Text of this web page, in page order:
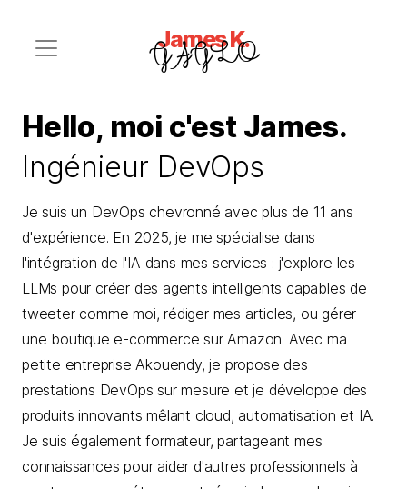
James K.
GAGLO
Hello, moi c'est James.
Ingénieur DevOps
Je suis un DevOps chevronné avec plus de 11 ans
d'expérience. En 2025, je me spécialise dans
l'intégration de l'IA dans mes services : j'explore les
LLMs pour créer des agents intelligents capables de
tweeter comme moi, rédiger mes articles, ou gérer
une boutique e-commerce sur Amazon. Avec ma
petite entreprise Akouendy, je propose des
prestations DevOps sur mesure et je développe des
produits innovants mêlant cloud, automatisation et IA.
Je suis également formateur, partageant mes
connaissances pour aider d'autres professionnels à